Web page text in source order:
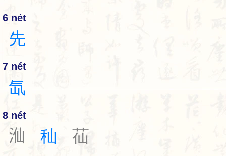
6 nét
先
7 nét
氙
8 nét
𣳈 秈 苮